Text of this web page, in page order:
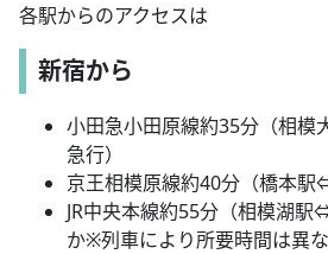
各駅からのアクセスは
新宿から
小田急小田原線約35分（相
急行）
京王相模原線約40分（橋本駅
JR中央本線約55分（相模湖
か※列車により所要時間は異な